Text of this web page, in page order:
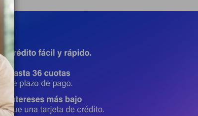
S.A. E.S.P. BIC. informamos a la
en general, que hemos detectado...
2026